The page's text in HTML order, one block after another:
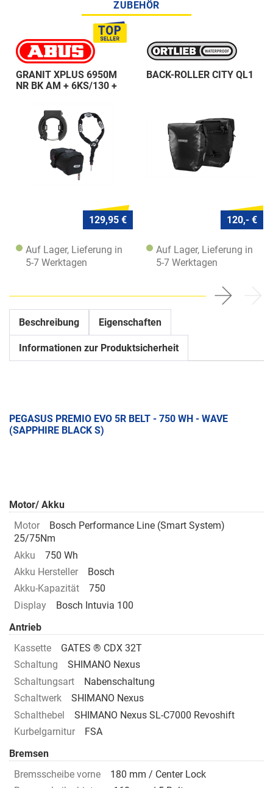
ZUBEHÖR
GRANIT XPLUS 6950M
NR BK AM + 6KS/130 +
129,95 €
Auf Lager, Lieferung in
5-7 Werktagen
BACK-ROLLER CITY QL1
120,- €
Auf Lager, Lieferung in
5-7 Werktagen
Beschreibung Eigenschaften
Informationen zur Produktsicherheit
PEGASUS PREMIO EVO 5R BELT - 750 WH - WAVE
(SAPPHIRE BLACK S)
Motor/ Akku
Motor
Bosch Performance Line (Smart System)
25/75Nm
Akku
750 Wh
Akku Hersteller
Bosch
Akku-Kapazität
750
Display
Bosch Intuvia 100
Antrieb
Kassette
GATES ® CDX 32T
Schaltung
SHIMANO Nexus
Schaltungsart
Nabenschaltung
Schaltwerk
SHIMANO Nexus
Schalthebel
SHIMANO Nexus SL-C7000 Revoshift
Kurbelgarnitur
FSA
Bremsen
Bremsscheibe vorne
180 mm / Center Lock